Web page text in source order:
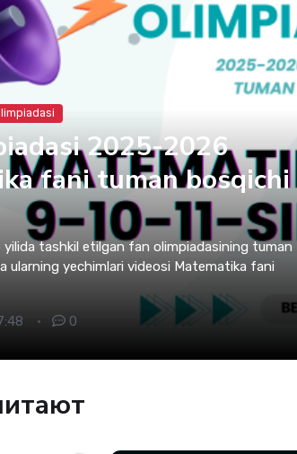
2025-2026
fani tuman bosqichi
tashkil etilgan fan olimpiadasining tuman
ularning yechimlari videosi Matematika fani
0